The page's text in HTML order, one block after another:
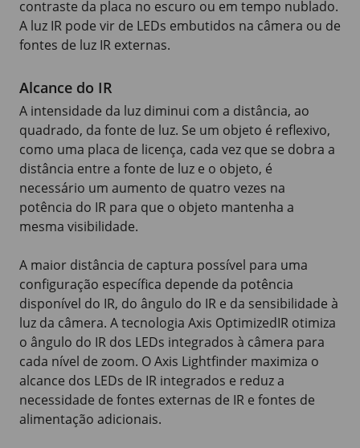
contraste da placa no escuro ou em tempo nublado.
A luz IR pode vir de LEDs embutidos na câmera ou de
fontes de luz IR externas.
Alcance do IR
A intensidade da luz diminui com a distância, ao
quadrado, da fonte de luz. Se um objeto é reflexivo,
como uma placa de licença, cada vez que se dobra a
distância entre a fonte de luz e o objeto, é
necessário um aumento de quatro vezes na
potência do IR para que o objeto mantenha a
mesma visibilidade.
A maior distância de captura possível para uma
configuração específica depende da potência
disponível do IR, do ângulo do IR e da sensibilidade à
luz da câmera. A tecnologia Axis OptimizedIR otimiza
o ângulo do IR dos LEDs integrados à câmera para
cada nível de zoom. O Axis Lightfinder maximiza o
alcance dos LEDs de IR integrados e reduz a
necessidade de fontes externas de IR e fontes de
alimentação adicionais.